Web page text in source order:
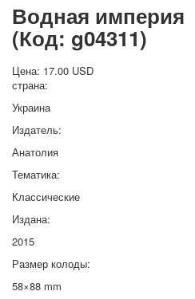
Водная империя
(Код: g04311)
Цена: 17.00 USD
страна:
Украина
Издатель:
Анатолия
Тематика:
Классические
Издана:
2015
Размер колоды:
58×88 mm